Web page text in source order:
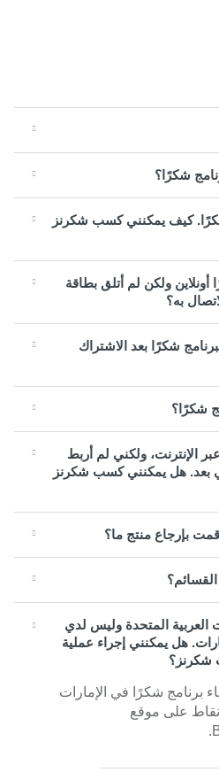
شكرًا؟
كيف يمكنني كسب شكرنز
ولكن لم أتلق بطاقة
به؟
شكرًا بعد الاشتراك
شكرًا؟
الإنترنت، ولكني لم أربط
هل يمكنني كسب شكرنز
بإرجاع منتج ما؟
العربية المتحدة وليس لدي
هل يمكنني إجراء عملية
شكرنز؟
برنامج شكرًا في الإمارات
نقاط على موقع